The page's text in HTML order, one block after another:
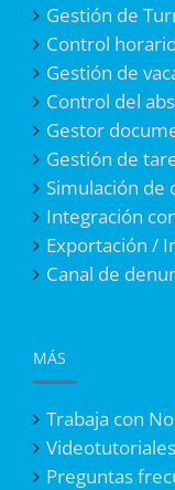
Gestión de
Control
Gestión de
Control del
Gestor
Gestión de
Simulación de
Integración
Exportación /
Canal de
MÁS
Trabaja con
Videotutoriales
Preguntas